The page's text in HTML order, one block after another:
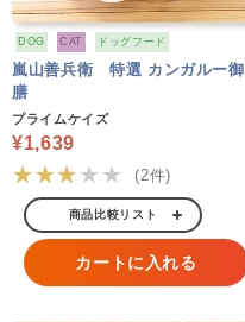
DOG CAT ドッグフード
嵐山善兵衛 特選 カンガルー御
膳
プライムケイズ
¥1,639
★★★★★ (2件)
商品比較リスト
カートに入れる